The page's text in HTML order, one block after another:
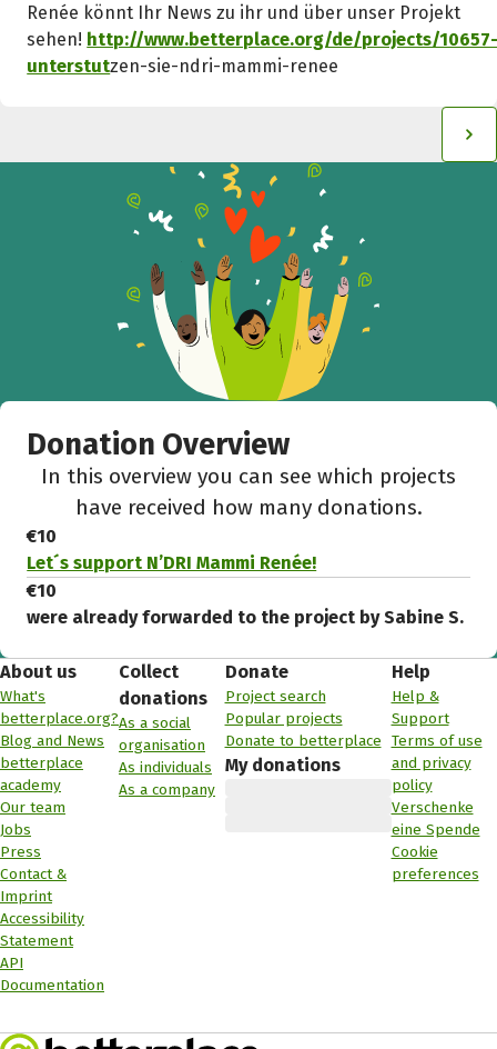
Renée könnt Ihr News zu ihr und über unser Projekt
sehen! http://www.betterplace.org/de/projects/
unterstutzen-sie-ndri-mammi-renee
Donation Overview
In this overview you can see which projects
have received how many donations.
€10
Let´s support N’DRI Mammi Renée!
€10
were already forwarded to the project by Sabine S.
About us
What's
betterplace.org?
Blog and News
betterplace
academy
Our team
Jobs
Press
Contact &
Imprint
Accessibility
Statement
API
Documentation
Collect
donations
As a social
organisation
As individuals
As a company
Donate
Project search
Popular projects
Donate to betterplace
My donations
Help
Help &
Support
Terms of use
and privacy
policy
Verschenke
eine Spende
Cookie
preferences